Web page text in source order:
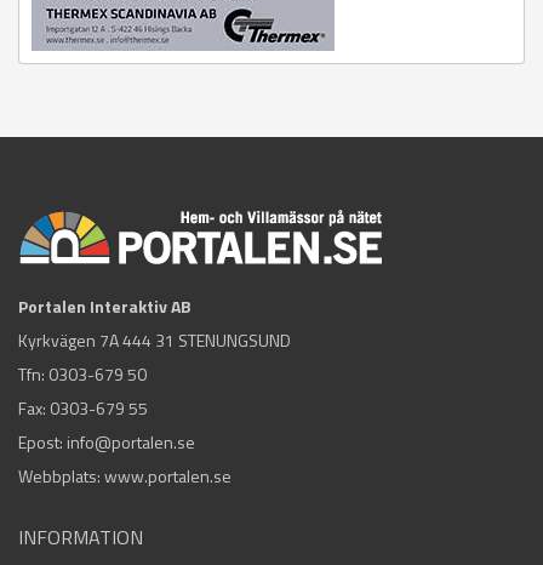
Portalen Interaktiv AB
Kyrkvägen 7A 444 31 STENUNGSUND
Tfn: 0303-679 50
Fax: 0303-679 55
Epost: info@portalen.se
Webbplats: www.portalen.se
INFORMATION